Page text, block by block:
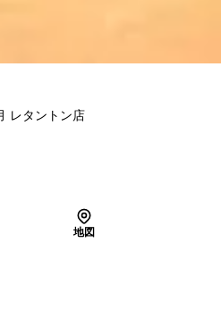
レタントン店
地図